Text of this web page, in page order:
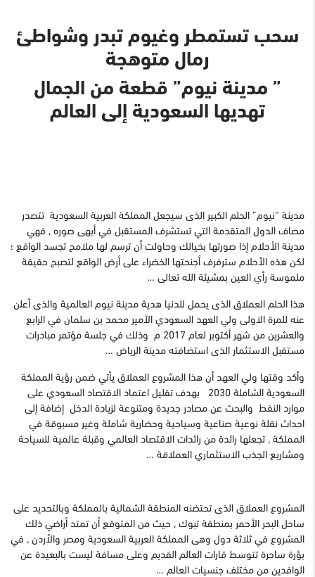
سحب تستمطر وغيوم تبدر وشواطئ
رمال متوهجة
” مدينة نيوم” قطعة من الجمال
تهديها السعودية إلى العالم
مدينة “نيوم” الحلم الكبير الذى سيجعل المملكة العربية السعودية تتصدر
مصاف الدول المتقدمة التي تستشرف المستقبل في أبهى صوره , فهي
مدينة الأحلام إذا صورتها بخيالك وحاولت أن ترسم لها ملامح تجسد الواقع ؛
لكن هذه الأحلام سترفرف أجنحتها الخضراء على أرض الواقع لتصبح حقيقة
ملموسة رأي العين بمشيئة الله تعالى …
هذا الحلم العملاق الذى يحمل للدنيا هدية مدينة نيوم العالمية والذى أعلن
عنه للمرة الاولى ولي العهد السعودي الأمير محمد بن سلمان في الرابع
والعشرين من شهر أكتوبر لعام 2017 م وذلك في جلسة مؤتمر مبادرات
مستقبل الاستثمار الذى استضافته مدينة الرياض …
وأكد وقتها ولي العهد أن هذا المشروع العملاق يأتي ضمن رؤية المملكة
السعودية الشاملة 2030 بهدف تقليل اعتماد الاقتصاد السعودي على
موارد النفط والبحث عن مصادر جديدة ومتنوعة لزيادة الدخل إضافة إلى
احداث نقلة نوعية صناعية وسياحية وحضارية شاملة وغير مسبوقة في
المملكة , تجعلها رائدة من رائدات الاقتصاد العالمي وقبلة عالمية للسياحة
ومشاريع الجذب الاستثماري العملاقة …
المشروع العملاق الذى تحتضنه المنطقة الشمالية بالمملكة وبالتحديد على
ساحل البحر الأحمر بمنطقة تبوك , حيث من المتوقع أن تمتد أراضي ذلك
المشروع في ثلاثة دول وهى المملكة العربية السعودية ومصر والأردن , في
بؤرة ساحرة تتوسط قارات العالم القديم وعلى مسافة ليست بالبعيدة عن
الوافدين من مختلف جنسيات العالم …